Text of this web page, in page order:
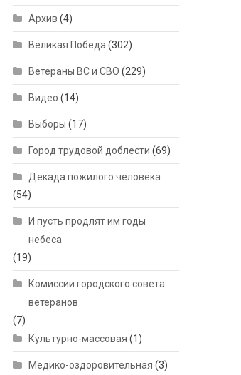
Архив (4)
Великая Победа (302)
Ветераны ВС и СВО (229)
Видео (14)
Выборы (17)
Город трудовой доблести (69)
Декада пожилого человека
(54)
И пусть продлят им годы
небеса
(19)
Комиссии городского совета
ветеранов
(7)
Культурно-массовая (1)
Медико-оздоровительная (3)